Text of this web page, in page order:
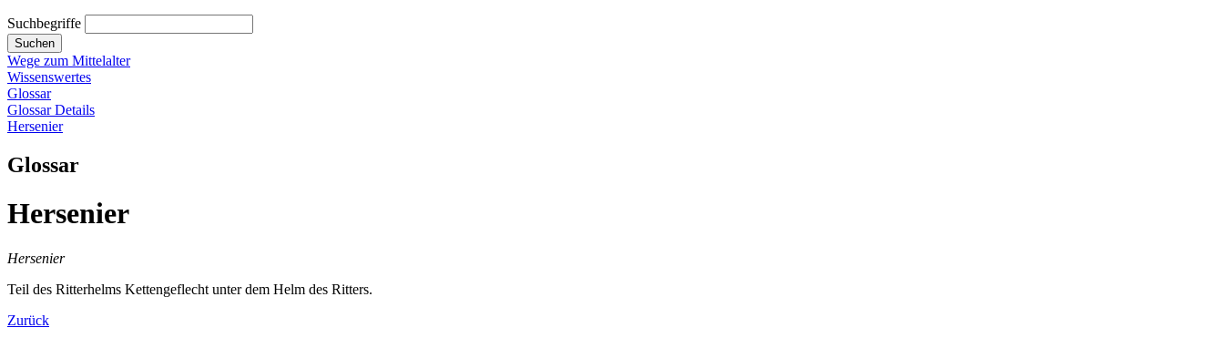
Suchbegriffe
Suchen
Wege zum Mittelalter
Wissenswertes
Glossar
Glossar Details
Hersenier
Glossar
Hersenier
Hersenier
Teil des Ritterhelms Kettengeflecht unter dem Helm des Ritters.
Zurück